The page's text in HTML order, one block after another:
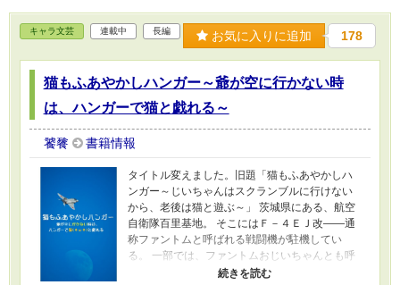
キャラ文芸 連載中 長編 お気に入りに追加 178
猫もふあやかしハンガー～爺が空に行かない時
は、ハンガーで猫と戯れる～
饕餮 書籍情報
タイトル変えました。旧題「猫もふあやかしハ
ンガー～じいちゃんはスクランブルに行けない
から、老後は猫と遊ぶ～」 茨城県にある、航空
自衛隊百里基地。 そこにはＦ－４ＥＪ改――通
称ファントムと呼ばれる戦闘機が駐機してい
る。 一部では、ファントムおじいちゃんとも呼
ばれる戦闘機である。 ある日、ハンガー内から